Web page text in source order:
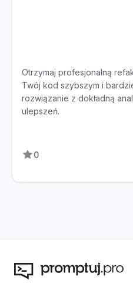
Otrzymaj profesjonalną
Twój kod szybszym i
rozwiązanie z dokładną
ulepszeń.
0